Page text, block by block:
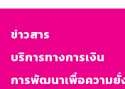
ข่าวสาร
บริการทางการเงิน
การพัฒนาเพื่อความยั่